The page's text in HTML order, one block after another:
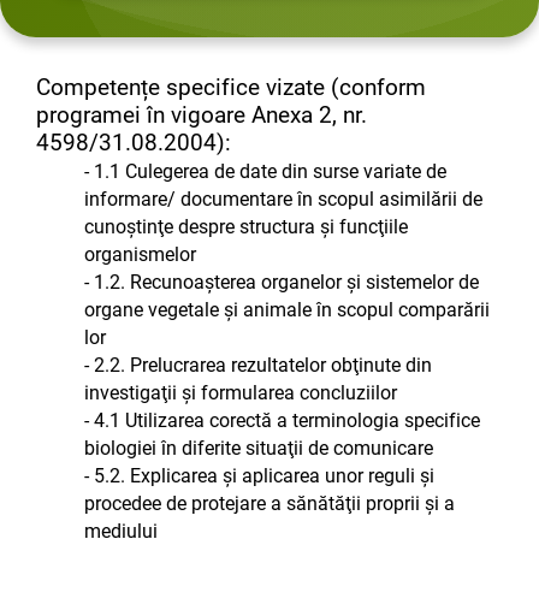
Competențe specifice vizate (conform
programei în vigoare Anexa 2, nr.
4598/31.08.2004):
- 1.1 Culegerea de date din surse variate de
informare/ documentare în scopul asimilării de
cunoştinţe despre structura şi funcţiile
organismelor
- 1.2. Recunoaşterea organelor şi sistemelor de
organe vegetale şi animale în scopul comparării
lor
- 2.2. Prelucrarea rezultatelor obţinute din
investigaţii şi formularea concluziilor
- 4.1 Utilizarea corectă a terminologia specifice
biologiei în diferite situaţii de comunicare
- 5.2. Explicarea şi aplicarea unor reguli şi
procedee de protejare a sănătăţii proprii şi a
mediului